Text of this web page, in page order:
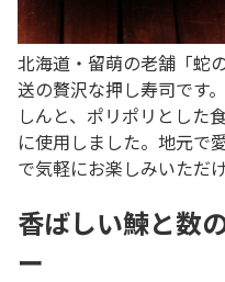
北海道・留萌の老舗「蛇
送の贅沢な押し寿司です
しんと、ポリポリとした
に使用しました。地元で
で気軽にお楽しみいただけ
香ばしい鰊と数
ー